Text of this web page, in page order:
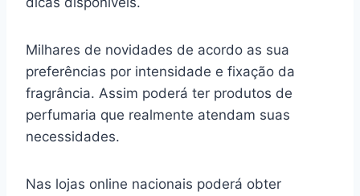
Milhares de novidades de acordo as sua
preferências por intensidade e fixação da
fragrância. Assim poderá ter produtos de
perfumaria que realmente atendam suas
necessidades.
Nas lojas online nacionais poderá obter